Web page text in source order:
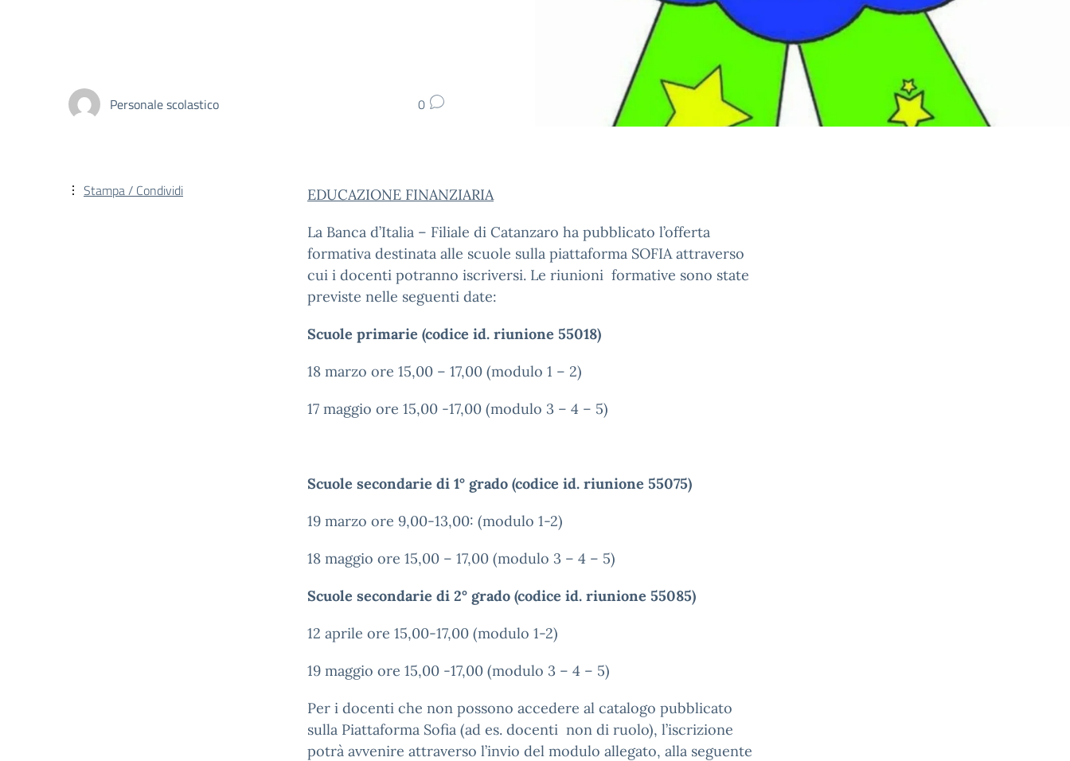
Personale scolastico 0
EDUCAZIONE FINANZIARIA
La Banca d’Italia – Filiale di Catanzaro ha pubblicato l’offerta
formativa destinata alle scuole sulla piattaforma SOFIA attraverso
cui i docenti potranno iscriversi. Le riunioni formative sono state
previste nelle seguenti date:
Scuole primarie (codice id. riunione 55018)
18 marzo ore 15,00 – 17,00 (modulo 1 – 2)
17 maggio ore 15,00 -17,00 (modulo 3 – 4 – 5)
Scuole secondarie di 1° grado (codice id. riunione 55075)
19 marzo ore 9,00-13,00: (modulo 1-2)
18 maggio ore 15,00 – 17,00 (modulo 3 – 4 – 5)
Scuole secondarie di 2° grado (codice id. riunione 55085)
12 aprile ore 15,00-17,00 (modulo 1-2)
19 maggio ore 15,00 -17,00 (modulo 3 – 4 – 5)
Per i docenti che non possono accedere al catalogo pubblicato
sulla Piattaforma Sofia (ad es. docenti non di ruolo), l’iscrizione
potrà avvenire attraverso l’invio del modulo allegato, alla seguente
Stampa / Condividi